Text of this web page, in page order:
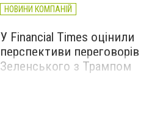
НОВИНИ КОМПАНІЙ
У Financial Times оцінили
перспективи переговорів
Зеленського з Трампом